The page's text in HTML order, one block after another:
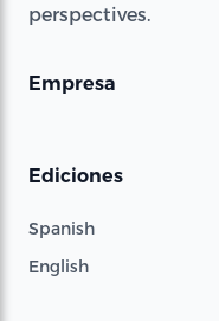
perspectives.
Empresa
Ediciones
Spanish
English